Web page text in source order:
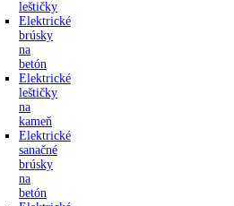
leštičky
Elektrické
brúsky
na
betón
Elektrické
leštičky
na
kameň
Elektrické
sanačné
brúsky
na
betón